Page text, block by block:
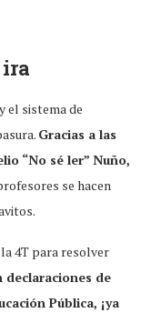
ira
el sistema de
Gracias a las
“No sé ler” Nuño,
se hacen
4T para resolver
declaraciones de
Pública, ¡ya